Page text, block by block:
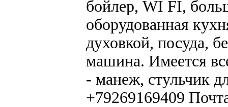
бойлер, WI FI,
оборудованная
духовкой, посуда,
машина. Имеется
- манеж, стульчик
+79269169409